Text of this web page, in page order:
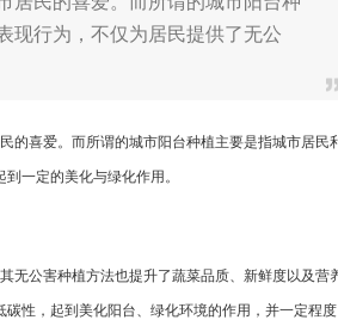
现行为，不仅为居民提供了无公
的喜爱。而所谓的城市阳台种植主要是指城市居民
一定的美化与绿化作用。
无公害种植方法也提升了蔬菜品质、新鲜度以及营
碳性，起到美化阳台、绿化环境的作用，并一定程度